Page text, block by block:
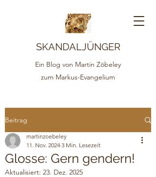
SKANDALJÜNGER
Ein Blog von Martin Zöbeley
zum Markus-Evangelium
Beitrag
Glosse: Gern gendern!
martinzoebeley
11. Nov. 2024 3 Min. Lesezeit
Aktualisiert: 23. Dez. 2025